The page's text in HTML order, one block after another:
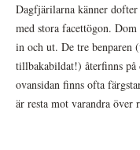
Dagfjärilarna känner
med stora facettögon.
in och ut. De tre benparen
tillbakabildat!) återfinns på
ovansidan finns ofta
är resta mot varandra över